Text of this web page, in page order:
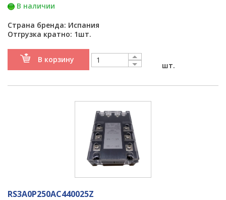
В наличии
Страна бренда: Испания
Отгрузка кратно: 1шт.
В корзину
шт.
RS3A0P250AC440025Z